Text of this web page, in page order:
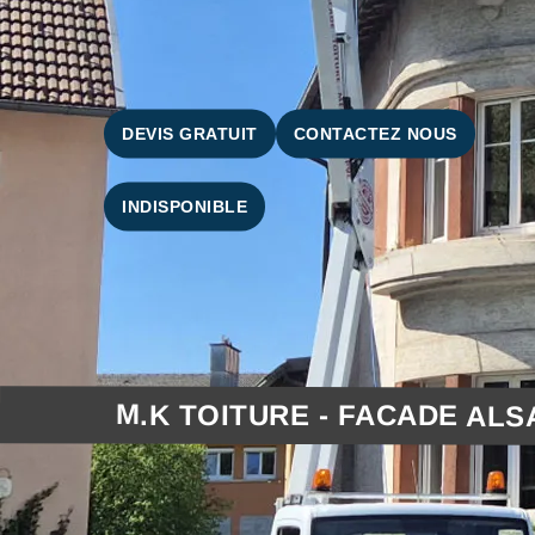
DEVIS GRATUIT CONTACTEZ NOUS
INDISPONIBLE
M.K TOITURE - FACADE